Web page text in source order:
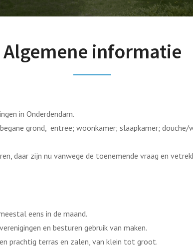
Algemene informatie
in Onderdendam.
grond, entree; woonkamer; slaapkamer; douche/
daar zijn nu vanwege de toenemende vraag en
eens in de maand.
en besturen gebruik van maken.
prachtig terras en zalen, van klein tot groot.